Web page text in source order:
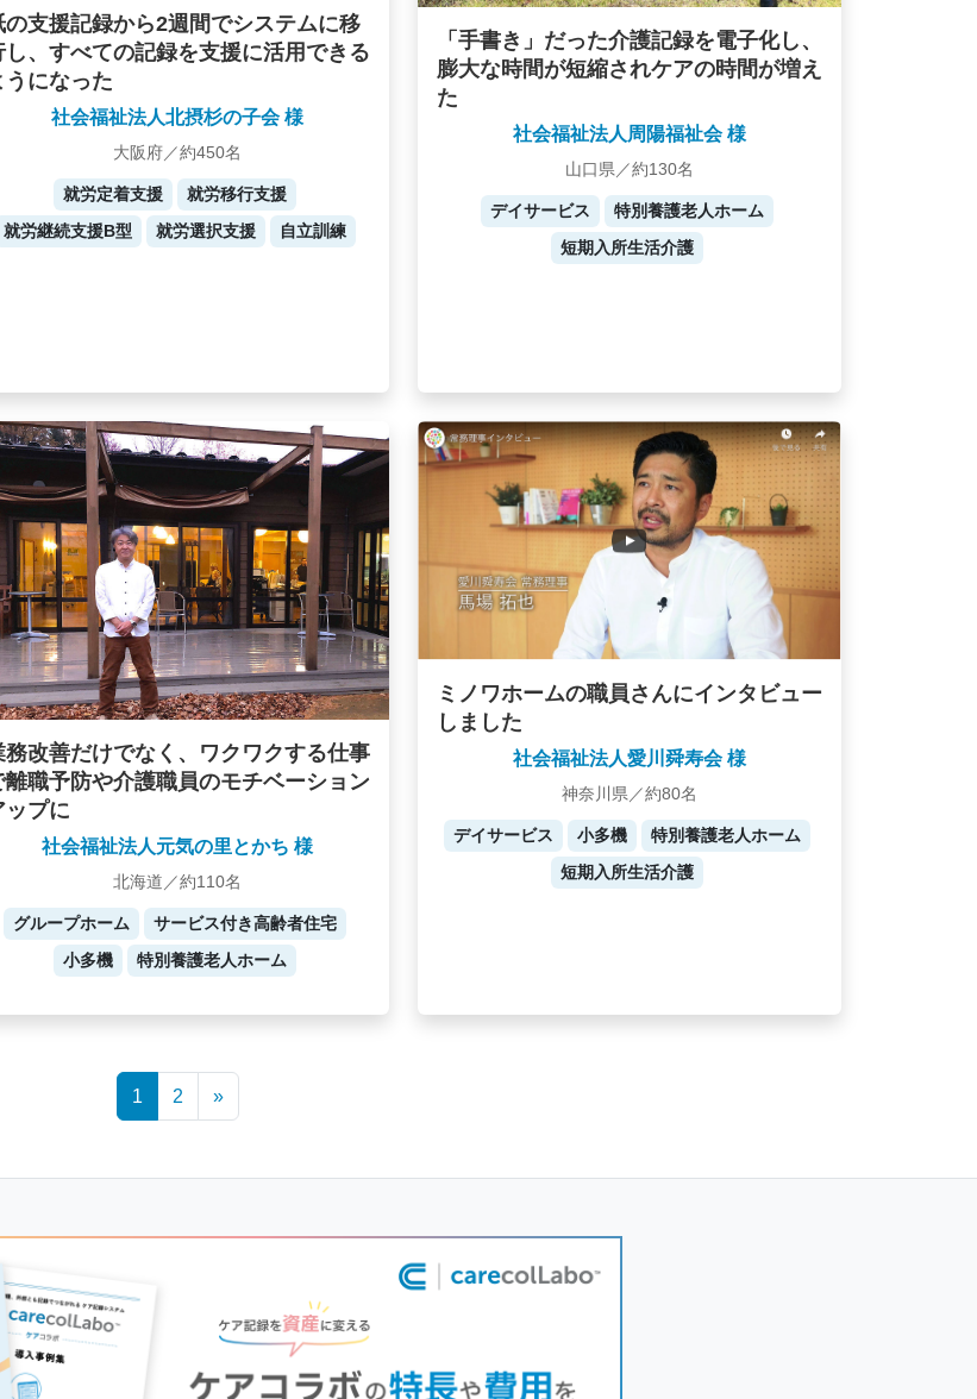
の支援記録から2週間でシステムに移
し、すべての記録を支援に活用できる
うになった
社会福祉法人北摂杉の子会 様
大阪府／約450名
就労定着支援
就労移行支援
就労継続支援B型
就労選択支援 自立訓練
「手書き」だった介護記録を電子化し、
膨大な時間が短縮されケアの時間が増え
た
社会福祉法人周陽福祉会 様
山口県／約130名
デイサービス
特別養護老人ホーム
短期入所生活介護
務改善だけでなく、ワクワクする仕事
離職予防や介護職員のモチベーション
ップに
社会福祉法人元気の里とかち 様
北海道／約110名
グループホーム
サービス付き高齢者住宅
小多機
特別養護老人ホーム
ミノワホームの職員さんにインタビュー
しました
社会福祉法人愛川舜寿会 様
神奈川県／約80名
デイサービス 小多機
特別養護老人ホーム
短期入所生活介護
1 2 »